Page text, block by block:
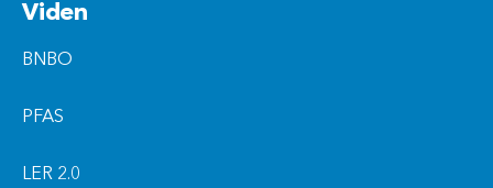
Viden
BNBO
PFAS
LER 2.0